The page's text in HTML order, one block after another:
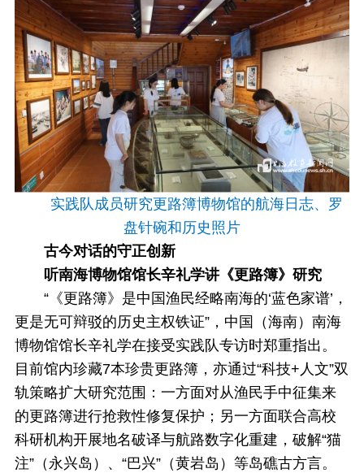
实践队成员研究更路簿博物馆的航海日志、罗
盘针碗和历史照片
古今对话的守正创新
听南海博物馆馆长辛礼学讲《更路簿》研究
“《更路簿》是中国渔民经略南海的‘蓝色家谱’，
更是无可辩驳的历史主权铁证”，中国（海南）南海
博物馆馆长辛礼学在接受实践队专访时郑重指出。
目前馆内珍藏7本珍贵更路簿，亦通过“科技+人文”双
轨策略扩大研究范围：一方面对从渔民手中征集来
的更路簿进行抢救性修复保护；另一方面联合高校
科研机构开展地名破译与航路数字化重建，破解“猫
注”（永兴岛）、“巴兴”（黄岩岛）等岛礁古方言。